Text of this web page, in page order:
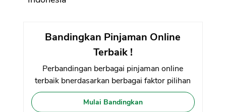
Bandingkan Pinjaman Online
Terbaik !
Perbandingan berbagai pinjaman online
terbaik bnerdasarkan berbagai faktor pilihan
Mulai Bandingkan